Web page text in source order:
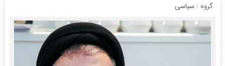
گروه : سیاسی